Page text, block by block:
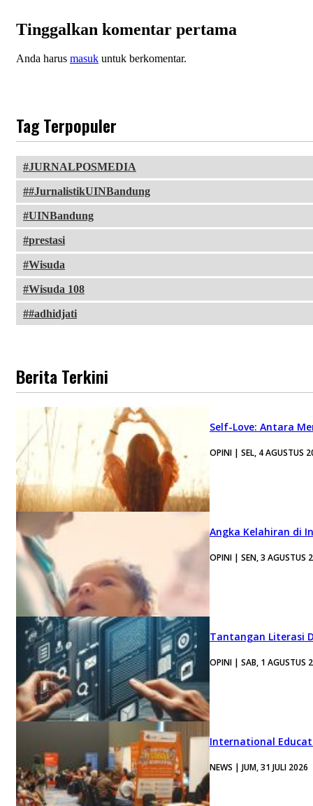
Tinggalkan komentar pertama
Anda harus masuk untuk berkomentar.
Tag Terpopuler
JURNALPOSMEDIA
#JurnalistikUINBandung
UINBandung
prestasi
Wisuda
Wisuda 108
#adhidjati
Berita Terkini
Self-Love: Antara
OPINI | SEL, 4 AGUSTUS
Angka Kelahiran di
OPINI | SEN, 3 AGUSTUS
Tantangan Literasi
OPINI | SAB, 1 AGUSTUS
International
NEWS | JUM, 31 JULI 2026